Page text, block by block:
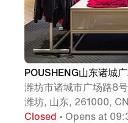
POUSHENG山东诸城
潍坊市诸城市广场路8
潍坊, 山东, 261000, CN
Closed • Opens at